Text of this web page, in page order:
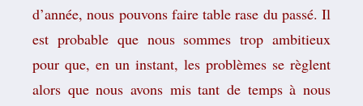
d’année, nous pouvons faire table rase du passé. Il
est probable que nous sommes trop ambitieux
pour que, en un instant, les problèmes se règlent
alors que nous avons mis tant de temps à nous